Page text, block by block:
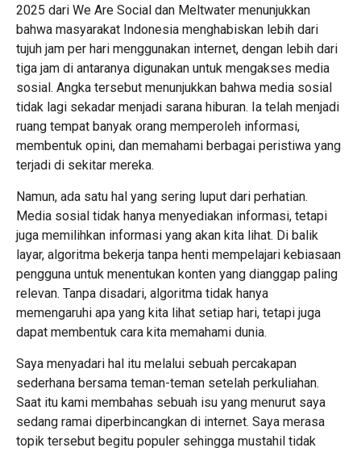
2025 dari We Are Social dan Meltwater menunjukkan
bahwa masyarakat Indonesia menghabiskan lebih dari
tujuh jam per hari menggunakan internet, dengan lebih dari
tiga jam di antaranya digunakan untuk mengakses media
sosial. Angka tersebut menunjukkan bahwa media sosial
tidak lagi sekadar menjadi sarana hiburan. Ia telah menjadi
ruang tempat banyak orang memperoleh informasi,
membentuk opini, dan memahami berbagai peristiwa yang
terjadi di sekitar mereka.
Namun, ada satu hal yang sering luput dari perhatian.
Media sosial tidak hanya menyediakan informasi, tetapi
juga memilihkan informasi yang akan kita lihat. Di balik
layar, algoritma bekerja tanpa henti mempelajari kebiasaan
pengguna untuk menentukan konten yang dianggap paling
relevan. Tanpa disadari, algoritma tidak hanya
memengaruhi apa yang kita lihat setiap hari, tetapi juga
dapat membentuk cara kita memahami dunia.
Saya menyadari hal itu melalui sebuah percakapan
sederhana bersama teman-teman setelah perkuliahan.
Saat itu kami membahas sebuah isu yang menurut saya
sedang ramai diperbincangkan di internet. Saya merasa
topik tersebut begitu populer sehingga mustahil tidak